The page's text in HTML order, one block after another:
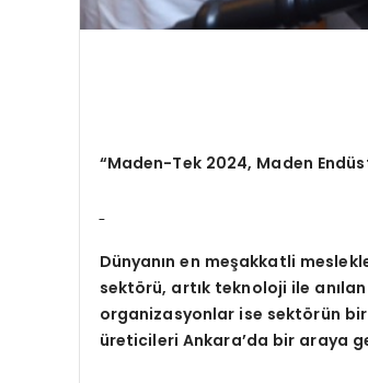
“Maden-Tek 2024, Maden End
Dünyanın en meşakkatli
sektörü, artık teknoloji ile
organizasyonlar ise sektörün
üreticileri Ankara’da bir araya